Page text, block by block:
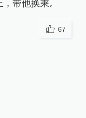
带他换乘。
67